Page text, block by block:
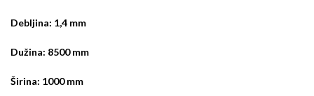
Debljina: 1,4 mm
Dužina: 8500 mm
Širina: 1000 mm